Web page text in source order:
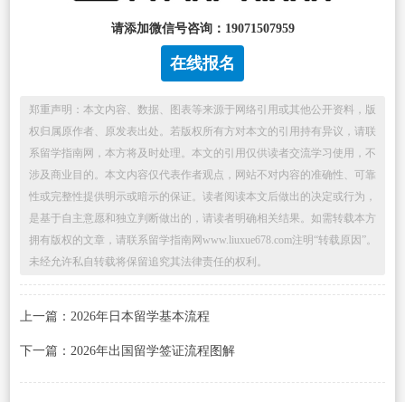
请添加微信号咨询：19071507959
在线报名
郑重声明：本文内容、数据、图表等来源于网络引用或其他公开资料，版
权归属原作者、原发表出处。若版权所有方对本文的引用持有异议，请联
系留学指南网，本方将及时处理。本文的引用仅供读者交流学习使用，不
涉及商业目的。本文内容仅代表作者观点，网站不对内容的准确性、可靠
性或完整性提供明示或暗示的保证。读者阅读本文后做出的决定或行为，
是基于自主意愿和独立判断做出的，请读者明确相关结果。如需转载本方
拥有版权的文章，请联系留学指南网www.liuxue678.com注明“转载原因”。
未经允许私自转载将保留追究其法律责任的权利。
上一篇：2026年日本留学基本流程
下一篇：2026年出国留学签证流程图解